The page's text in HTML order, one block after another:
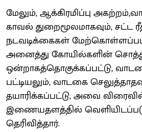
மேலும், ஆக்கிரமிப்பு
காவல் துறைமூலமாகவும், சட்ட
நடவடிக்கைகள்
அனைத்து கோயில்களின்
ஒன்றாகத்தொகுக்கப்பட்டு,
பட்டியலும், வாடகை
தயாரிக்கப்பட்டு, அவை
இணையதளத்தில்
தெரிவித்தார்.